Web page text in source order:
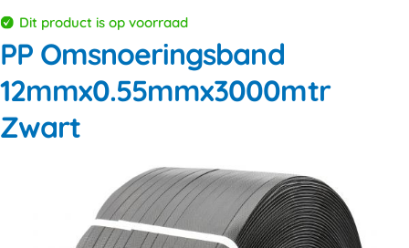
Dit product is op voorraad
PP Omsnoeringsband
12mmx0.55mmx3000mtr
Zwart